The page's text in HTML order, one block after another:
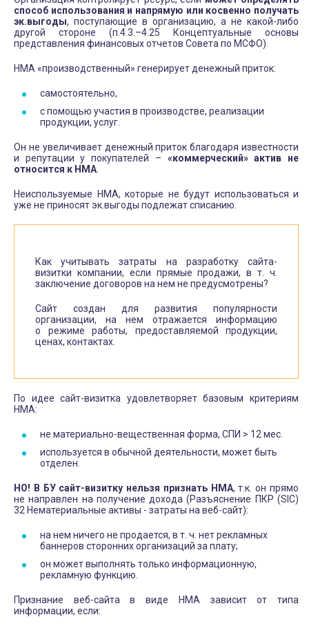
способ использования и напрямую или косвенно получать
эк.выгоды, поступающие в организацию, а не какой-либо
другой стороне (п.4.3.–4.25 Концептуальные основы
представления финансовых отчетов Совета по МСФО).
НМА «производственный» генерирует денежный приток:
самостоятельно,
с помощью участия в производстве, реализации
продукции, услуг.
Он не увеличивает денежный приток благодаря известности
и репутации у покупателей – «коммерческий» актив не
относится к НМА
Неиспользуемые НМА, которые не будут использоваться и
уже не приносят эк.выгоды подлежат списанию.
Как учитывать затраты на разработку сайта-
визитки компании, если прямые продажи, в т. ч.
заключение договоров на нем не предусмотрены?
Сайт создан для развития популярности
организации, на нем отражается информацию
о режиме работы, предоставляемой продукции,
ценах, контактах.
По идее сайт-визитка удовлетворяет базовым критериям
НМА:
не материально-вещественная форма, СПИ > 12 мес.
используется в обычной деятельности, может быть
отделен.
НО! В БУ сайт-визитку нельзя признать НМА, т.к. он прямо
не направлен на получение дохода (Разъяснение ПКР (SIC)
32 Нематериальные активы - затраты на веб-сайт):
на нем ничего не продается, в т. ч. нет рекламных
баннеров сторонних организаций за плату;
он может выполнять только информационную,
рекламную функцию.
Признание веб-сайта в виде НМА зависит от типа
информации, если: